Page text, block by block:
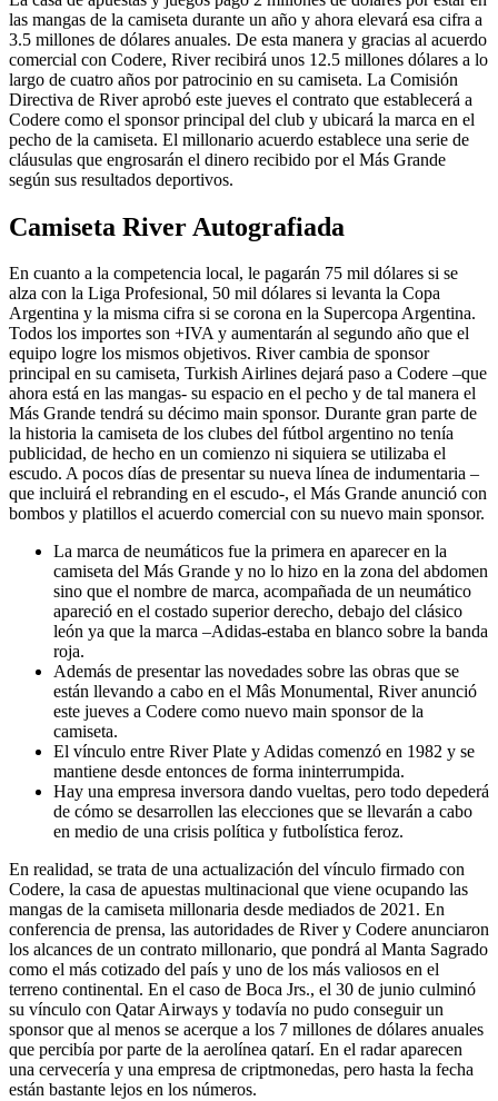
las mangas de la camiseta durante un año y ahora elevará esa cifra a
3.5 millones de dólares anuales. De esta manera y gracias al acuerdo
comercial con Codere, River recibirá unos 12.5 millones dólares a lo
largo de cuatro años por patrocinio en su camiseta. La Comisión
Directiva de River aprobó este jueves el contrato que establecerá a
Codere como el sponsor principal del club y ubicará la marca en el
pecho de la camiseta. El millonario acuerdo establece una serie de
cláusulas que engrosarán el dinero recibido por el Más Grande
según sus resultados deportivos.
Camiseta River Autografiada
En cuanto a la competencia local, le pagarán 75 mil dólares si se
alza con la Liga Profesional, 50 mil dólares si levanta la Copa
Argentina y la misma cifra si se corona en la Supercopa Argentina.
Todos los importes son +IVA y aumentarán al segundo año que el
equipo logre los mismos objetivos. River cambia de sponsor
principal en su camiseta, Turkish Airlines dejará paso a Codere –que
ahora está en las mangas- su espacio en el pecho y de tal manera el
Más Grande tendrá su décimo main sponsor. Durante gran parte de
la historia la camiseta de los clubes del fútbol argentino no tenía
publicidad, de hecho en un comienzo ni siquiera se utilizaba el
escudo. A pocos días de presentar su nueva línea de indumentaria –
que incluirá el rebranding en el escudo-, el Más Grande anunció con
bombos y platillos el acuerdo comercial con su nuevo main sponsor.
La marca de neumáticos fue la primera en aparecer en la
camiseta del Más Grande y no lo hizo en la zona del abdomen
sino que el nombre de marca, acompañada de un neumático
apareció en el costado superior derecho, debajo del clásico
león ya que la marca –Adidas-estaba en blanco sobre la banda
roja.
Además de presentar las novedades sobre las obras que se
están llevando a cabo en el Mâs Monumental, River anunció
este jueves a Codere como nuevo main sponsor de la
camiseta.
El vínculo entre River Plate y Adidas comenzó en 1982 y se
mantiene desde entonces de forma ininterrumpida.
Hay una empresa inversora dando vueltas, pero todo depederá
de cómo se desarrollen las elecciones que se llevarán a cabo
en medio de una crisis política y futbolística feroz.
En realidad, se trata de una actualización del vínculo firmado con
Codere, la casa de apuestas multinacional que viene ocupando las
mangas de la camiseta millonaria desde mediados de 2021. En
conferencia de prensa, las autoridades de River y Codere anunciaron
los alcances de un contrato millonario, que pondrá al Manta Sagrado
como el más cotizado del país y uno de los más valiosos en el
terreno continental. En el caso de Boca Jrs., el 30 de junio culminó
su vínculo con Qatar Airways y todavía no pudo conseguir un
sponsor que al menos se acerque a los 7 millones de dólares anuales
que percibía por parte de la aerolínea qatarí. En el radar aparecen
una cervecería y una empresa de criptmonedas, pero hasta la fecha
están bastante lejos en los números.